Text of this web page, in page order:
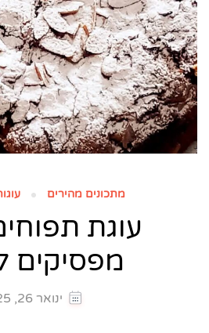
מתכונים מהירים
עוגת
מפסיקים
ינואר 26, 2025